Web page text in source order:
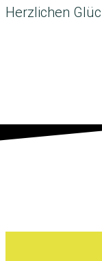
Herzlichen